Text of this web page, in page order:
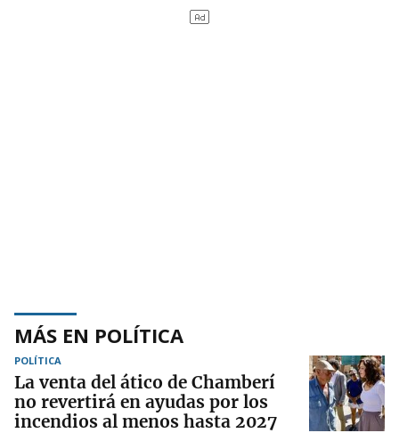
MÁS EN POLÍTICA
POLÍTICA
La venta del ático de Chamberí
no revertirá en ayudas por los
incendios al menos hasta 2027